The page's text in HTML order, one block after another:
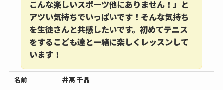
こんな楽しいスポーツ他にありません！」と
アツい気持ちでいっぱいです！そんな気持ち
を生徒さんと共感したいです。初めてテニス
をするこども達と一緒に楽しくレッスンして
います！
名前
井高 千晶